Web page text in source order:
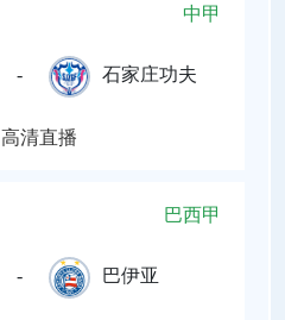
中甲
- 石家庄功夫
高清直播
巴西甲
- 巴伊亚